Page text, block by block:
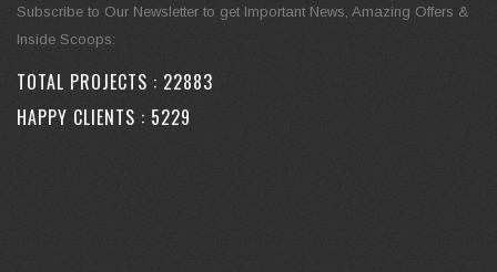
Subscribe to Our Newsletter to get Important News, Amazing Offers &
Inside Scoops:
TOTAL PROJECTS : 25904
HAPPY CLIENTS : 5918